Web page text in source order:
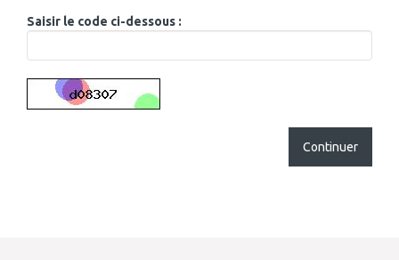
Saisir le code ci-dessous :
Continuer